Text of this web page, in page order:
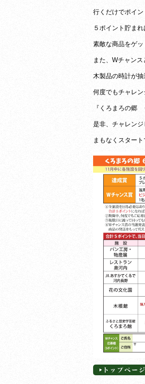
行くだけでポイン
５ポイント貯ま
素敵な商品をゲ
また、Wチャンス
木製品の時計が
何度でもチャレン
『くろまろの郷
是非、チャレンジ
まもなくスタート